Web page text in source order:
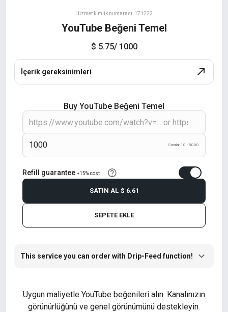
Hizmet kimlik numarası: 171222
YouTube Beğeni Temel
$ 5.75/ 1000
İçerik gereksinimleri
Buy YouTube Beğeni Temel
Sınırlar 10 - 5000
Refill guarantee +15% cost
SEPETE EKLE
SATIN AL $ 6.61
This service you can order with Drip-Feed function!
Uygun maliyetle YouTube beğenileri alın. Kanalınızın
görünürlüğünü ve genel görünümünü destekleyin.